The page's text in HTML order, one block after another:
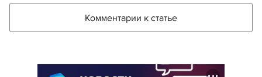
Комментарии к статье